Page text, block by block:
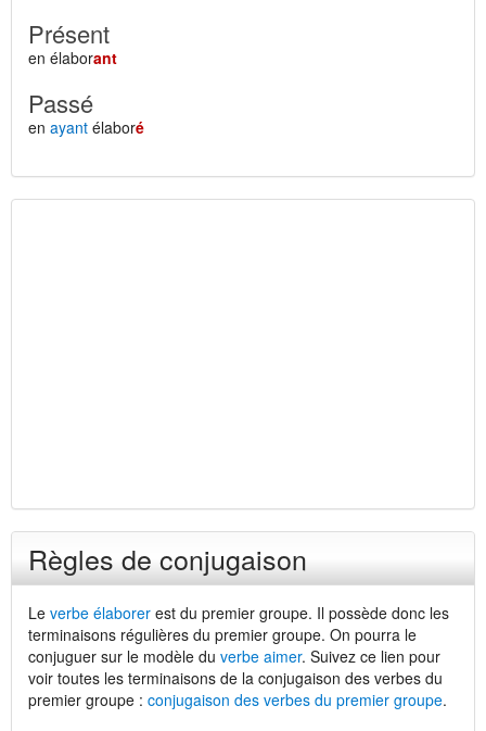
Présent
en élaborant
Passé
en ayant élaboré
Règles de conjugaison
Le verbe élaborer est du premier groupe. Il possède donc les
terminaisons régulières du premier groupe. On pourra le
conjuguer sur le modèle du verbe aimer. Suivez ce lien pour
voir toutes les terminaisons de la conjugaison des verbes du
premier groupe : conjugaison des verbes du premier groupe.